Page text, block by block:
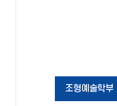
조형예술학부